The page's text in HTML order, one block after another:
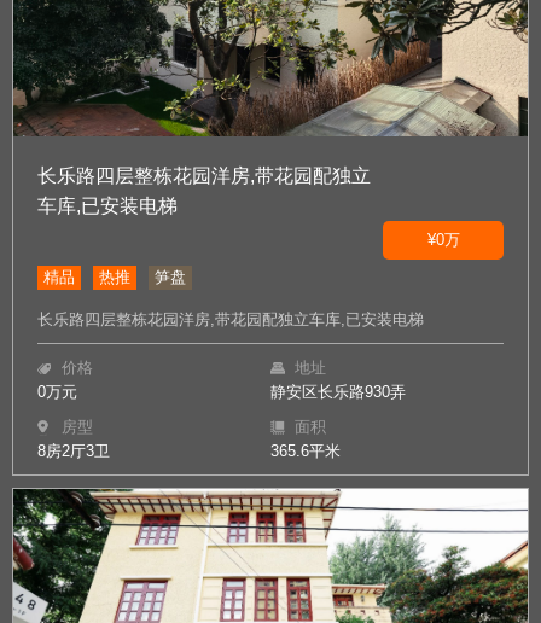
长乐路四层整栋花园洋房,带花园配独立
车库,已安装电梯
¥0万
精品 热推 笋盘
长乐路四层整栋花园洋房,带花园配独立车库,已安装电梯
价格
0万元
地址
静安区长乐路930弄
房型
8房2厅3卫
面积
365.6平米